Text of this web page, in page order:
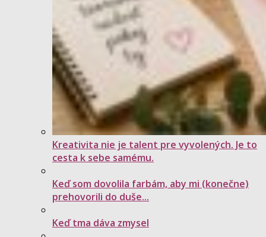
Kreativita nie je talent pre vyvolených. Je to
cesta k sebe samému.
Keď som dovolila farbám, aby mi (konečne)
prehovorili do duše...
Keď tma dáva zmysel